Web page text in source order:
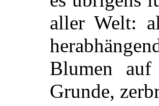
aller Welt:
Blumen
Grunde,